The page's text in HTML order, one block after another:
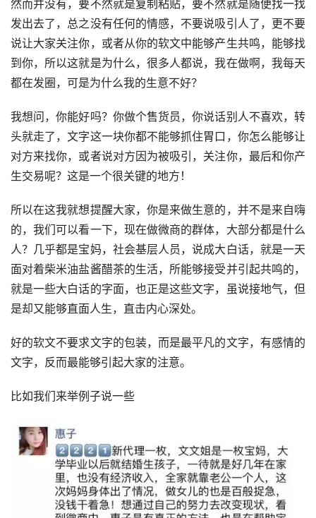
然而并没有，要不然就是复制粘贴，要不然就是随便找一找
发出去了，总之没有任何的情感，不要说吸引人了，更不要
说让大家关注你，或者从你的软文中能够产生共鸣，能够找
到你，所以这就是为什么，很多人都说，我在做啊，我每天
都在发圈，可是为什么我的生意不好？
我想问，你能好吗？你做个售货员，你说话别人不喜欢，转
头就走了，文字这一块你都不能够抓住胃口，你怎么能够让
对方来找你，或者说对方因为被吸引，关注你，最后和你产
生交易呢？这是一个很关键的地方！
所以在这我就想提醒大家，你是来做生意的，并不是来自嗨
的，我们可以看一下，现在做微商的群体，大部分都是什么
人？几乎都是宝妈，社会基层人员，说成大白话，就是一天
面对着柴米油盐酱醋茶的生活，所能够接受并引起共鸣的，
就是一些大白话的字面，也正是这些文字，虽说接地气，但
是却又能够直面人生，直击内心深处。
好的软文不要求文字的包装，而是最平凡的文字，有感情的
文字，反而最能够引起大家的注意。
比如我们来举例子说一些